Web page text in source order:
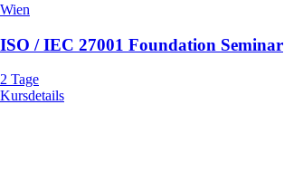
Wien
ISO / IEC 27001 Foundation Seminar
2 Tage
Kursdetails